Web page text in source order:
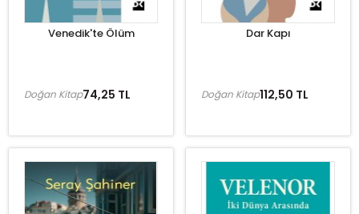
Venedik'te Ölüm
74,25 TL
Doğan Kitap
Dar Kapı
112,50 TL
Doğan Kitap